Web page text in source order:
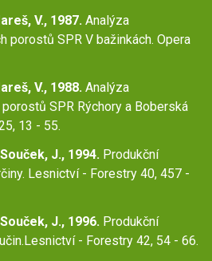
V., 1987. Analýza
porostů SPR V bažinkách. Opera
V., 1988. Analýza
SPR Rýchory a Boberská
13 - 55.
J., 1994. Produkční
Lesnictví - Forestry 40, 457 -
J., 1996. Produkční
- Forestry 42, 54 - 66.